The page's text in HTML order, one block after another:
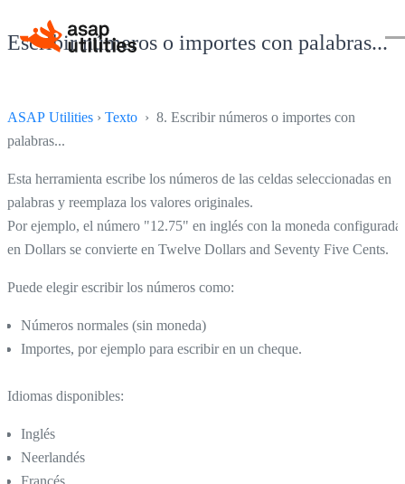
Escribir números o importes con palabras...
ASAP Utilities › Texto › 8. Escribir números o importes con
palabras...
Esta herramienta escribe los números de las celdas seleccionadas en
palabras y reemplaza los valores originales.
Por ejemplo, el número "12.75" en inglés con la moneda configurada
en Dollars se convierte en Twelve Dollars and Seventy Five Cents.
Puede elegir escribir los números como:
Números normales (sin moneda)
Importes, por ejemplo para escribir en un cheque.
Idiomas disponibles:
Inglés
Neerlandés
Francés